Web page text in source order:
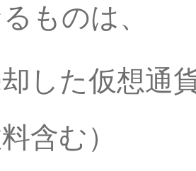
ものは、
却した仮想通
含む）